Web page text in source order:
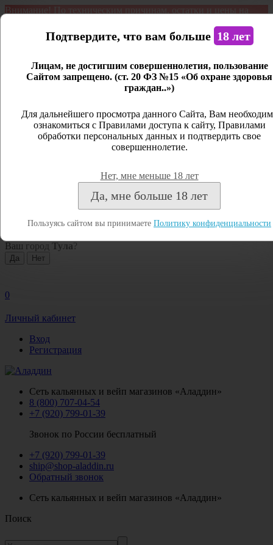
Внимание! По техническим причинам, остатки и цены на
является демонстрационным. Дистанционная продажа не
Открыть сайдбар
Личный кабинет
Закрыть
Посмотреть все результаты
Ваш город Тула ?
0
Личный кабинет
Вход
Регистрация
Сеть кальянных и вейп магазинов «Аладдин»
8 (800) 707-04-54
+7 (920) 799-01-39
Звонок по России бесплатный
+7 (920) 799-01-39
ship@shop-aladdin.ru
Обратный звонок
Сеть кальянных и вейп магазинов «Аладдин»
Поиск
Подтвердите, что вам больше 18 лет
Лицам, не достигшим совершеннолетия, пользование
Сайтом запрещено. (ст. 20 ФЗ №15 «Об охране здоровья
граждан..»)
Для дальнейшего просмотра данного Сайта, Вам
ознакомиться с Правилами доступа к сайту, Правилами
обработки персональных данных и подтвердить свое
совершеннолетие.
Нет, мне меньше 18 лет
Да, мне больше 18 лет
Пользуясь сайтом вы принимаете Политику конфиденциальности